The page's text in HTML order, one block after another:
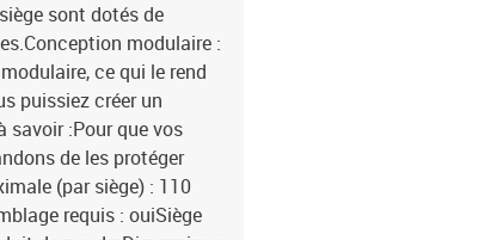
sont dotés de
modulaire :
ce qui le rend
puissiez créer un
savoir :Pour que vos
de les protéger
(par siège) : 110
requis : ouiSiège